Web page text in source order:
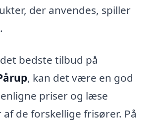
der anvendes, spiller
bedste tilbud på
, kan det være en god
priser og læse
de forskellige frisører. På